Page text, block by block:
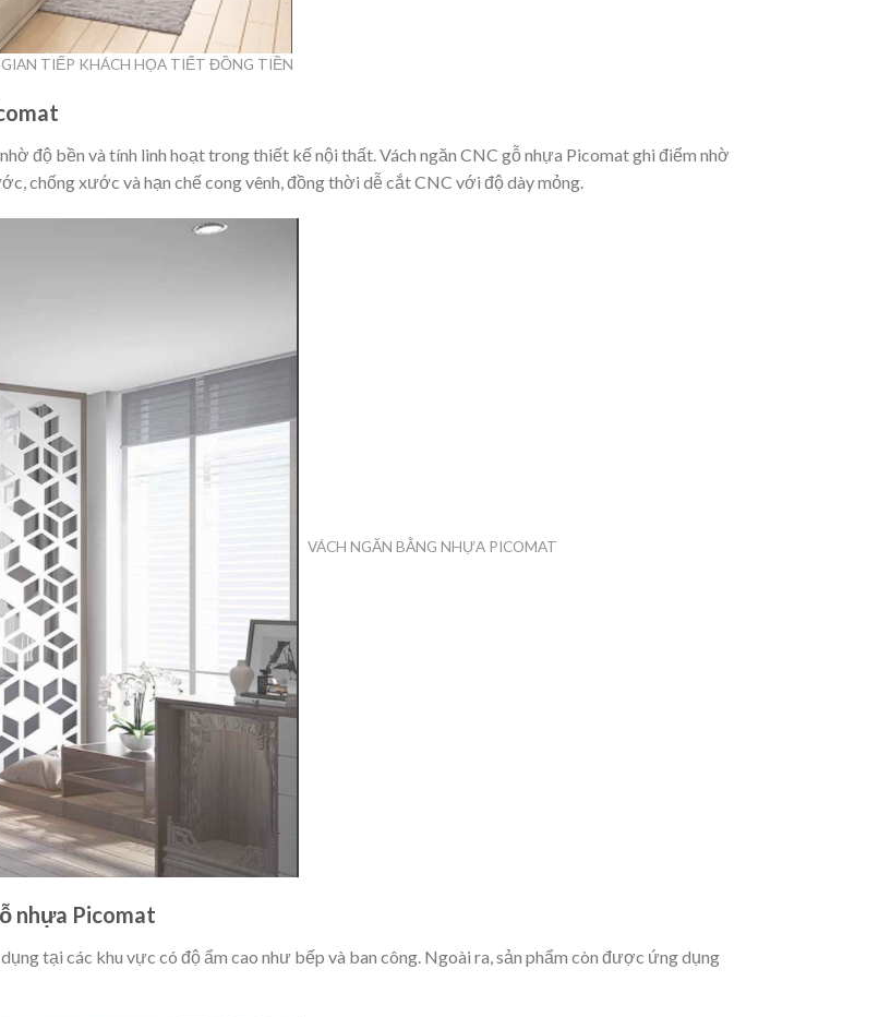
TIẾP KHÁCH HỌA TIẾT ĐỒNG TIỀN
độ bền và tính linh hoạt trong thiết kế nội thất. Vách ngăn CNC gỗ nhựa Picomat ghi điểm nhờ
chống xước và hạn chế cong vênh, đồng thời dễ cắt CNC với độ dày mỏng.
VÁCH NGĂN BẰNG NHỰA PICOMAT
nhựa Picomat
tại các khu vực có độ ẩm cao như bếp và ban công. Ngoài ra, sản phẩm còn được ứng dụng